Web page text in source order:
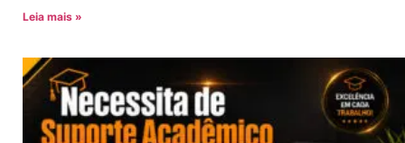
Leia mais »